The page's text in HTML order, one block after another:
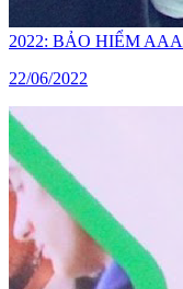
2022: BẢO HIỂM
22/06/2022